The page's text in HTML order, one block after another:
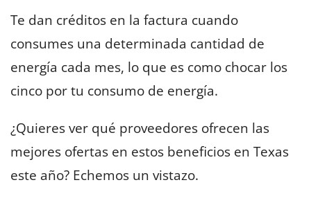
Te dan créditos en la factura cuando
consumes una determinada cantidad de
energía cada mes, lo que es como chocar los
cinco por tu consumo de energía.
¿Quieres ver qué proveedores ofrecen las
mejores ofertas en estos beneficios en Texas
este año? Echemos un vistazo.